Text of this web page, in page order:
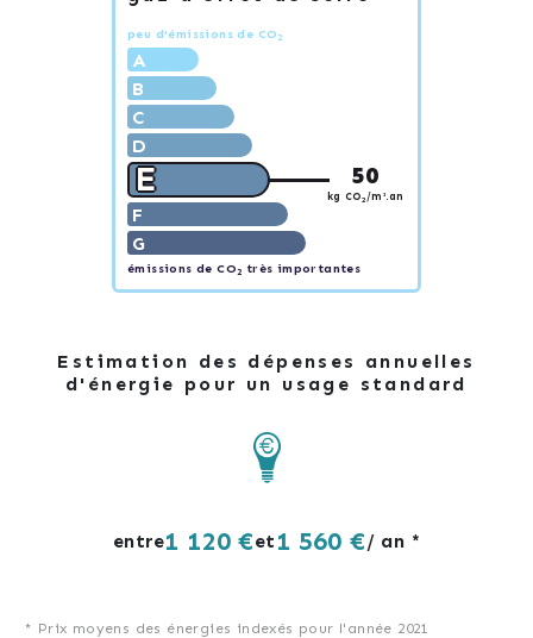
peu d'émissions de CO 2
A
B
C
D
E 50
kg CO2/m².an
F
G
émissions de CO2 très importantes
Estimation des dépenses annuelles
d'énergie pour un usage standard
entre1 120 €et 1 560 €/ an *
* Prix moyens des énergies indexés pour l'année 2021